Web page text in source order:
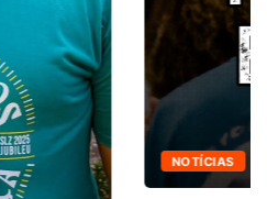
[NOSSA VOZ]